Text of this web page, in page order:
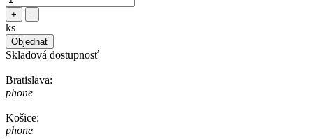
+ -
ks
Objednať
Skladová dostupnosť
Bratislava:
phone
Košice:
phone